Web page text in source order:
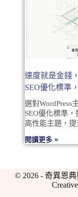
速度就是金錢
SEO優化標準
選對WordPress
SEO優化標準，
高性能主題，提
閱讀更多 »
© 2026 - 奇異恩